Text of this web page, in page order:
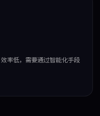
率低，需要通过智能化手段